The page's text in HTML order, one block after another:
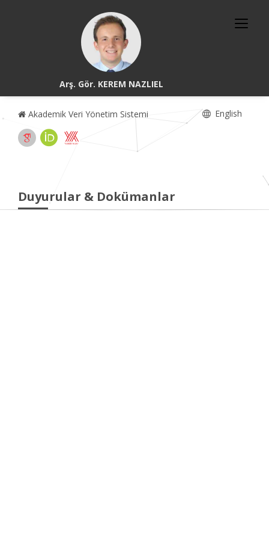
Arş. Gör. KEREM NAZLIEL
Akademik Veri Yönetim Sistemi English
Duyurular & Dokümanlar